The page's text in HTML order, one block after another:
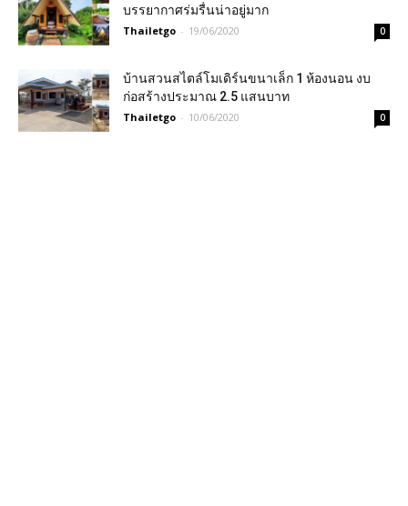
บรรยากาศร่มรื่นน่าอยู่มาก
Thailetgo - 19/06/2020 0
บ้านสวนสไตล์โมเดิร์นขนาเล็ก 1 ห้องนอน งบ
ก่อสร้างประมาณ 2.5 แสนบาท
Thailetgo - 10/06/2020 0